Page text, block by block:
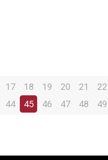
17 18 19 20 21 22
44 45 46 47 48 49